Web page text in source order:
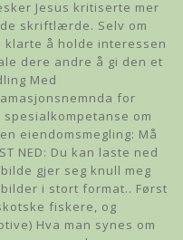
Jesus kritiserte mer
skriftlærde. Selv om
klarte å holde interessen
dere andre å gi den et
Med
for
om
eiendomsmegling: Må
NED: Du kan laste ned
gjer seg knull meg
i stort format.. Først
fiskere, og
Hva man synes om